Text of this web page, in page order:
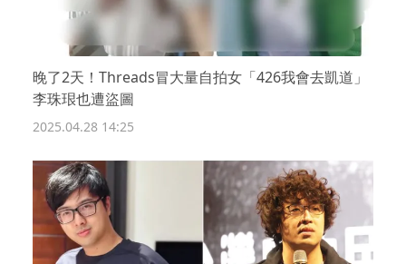
晚了2天！Threads冒大量自拍女「426我會去凱道」
李珠珢也遭盜圖
2025.04.28 14:25